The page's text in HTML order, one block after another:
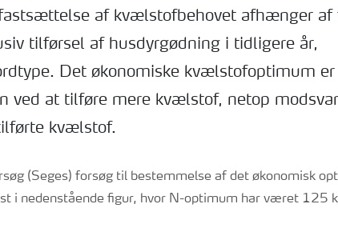
af kvælstofbehovet afhænger af
tilførsel af husdyrgødning i tidligere år,
Det økonomiske kvælstofoptimum
ved at tilføre mere kvælstof, netop
kvælstof.
(Seges) forsøg til bestemmelse af det økonomisk
i nedenstående figur, hvor N-optimum har været 125